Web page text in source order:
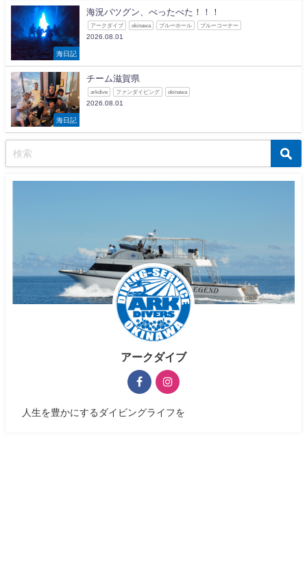
海日記
海況バツグン、べったべた！！！
アークダイブ okinawa ブルーホール ブルーコーナー
2026.08.01
海日記
チーム滋賀県
arkdive ファンダイビング okinawa
2026.08.01
アークダイブ
人生を豊かにするダイビングライフを